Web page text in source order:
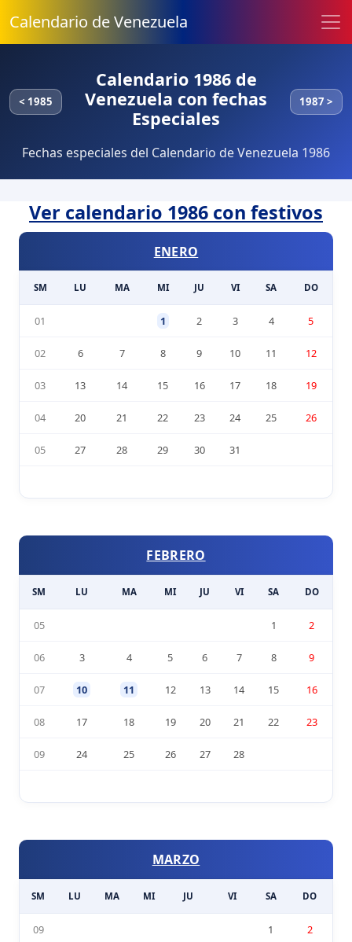
Calendario de Venezuela
< 1985
Calendario 1986 de
Venezuela con fechas
Especiales
1987 >
Fechas especiales del Calendario de Venezuela 1986
Ver calendario 1986 con festivos
ENERO
SM LU MA MI JU VI SA DO
01 1 2 3 4 5
02 6 7 8 9 10 11 12
03 13 14 15 16 17 18 19
04 20 21 22 23 24 25 26
05 27 28 29 30 31
FEBRERO
SM LU MA MI JU VI SA DO
05 1 2
06 3 4 5 6 7 8 9
07 10 11 12 13 14 15 16
08 17 18 19 20 21 22 23
09 24 25 26 27 28
MARZO
SM LU MA MI JU VI SA DO
09 1 2